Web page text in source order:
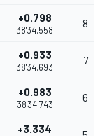
+0.798
38'34.558
8
+0.933
38'34.693
7
+0.983
38'34.743
6
+3.334